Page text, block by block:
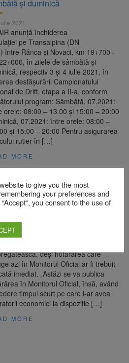
și duminică
2021
anunță închiderea
pe Transalpina (DN
între Rânca și Novaci, km 19+700 –
în zilele de sâmbătă și
respectiv 3 și 4 iulie 2021, în
desfășurării Campionatului
de Drift, etapa a II-a, conform
program: Sâmbătă, 07.2021:
orele: 08:00 – 13.00 și 15:00 – 20:00
07.2021: între orele: 08:00 –
și 15:00 – 20:00 Pentru asigurarea
rutier în […]
MORE
Cîțu: Noile restricții se aplică de
noilor restricţii amânată pentru
Florin Cîțu spune că e
deşi hotărârea care
azi în Monitorul Oficial ar fi trebuit
imediat. „Astăzi se va publica
în Monitorul Oficial, însă, având
timpul scurt pe care l-ar avea
economici la dispoziție […]
MORE
to give you the most
your preferences and
you consent to the use of